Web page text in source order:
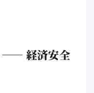
―― 経済安全